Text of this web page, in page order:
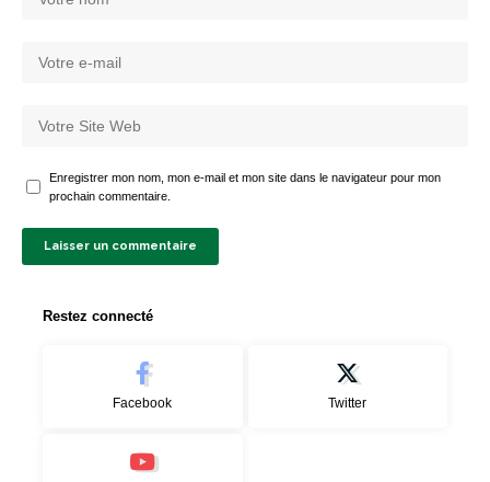
Enregistrer mon nom, mon e-mail et mon site dans le navigateur pour mon
prochain commentaire.
Restez connecté
Facebook Twitter